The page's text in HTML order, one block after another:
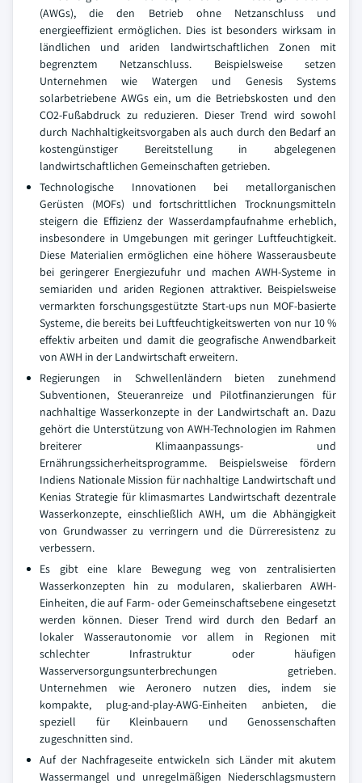
(AWGs), die den Betrieb ohne Netzanschluss und
energieeffizient ermöglichen. Dies ist besonders wirksam in
ländlichen und ariden landwirtschaftlichen Zonen mit
begrenztem Netzanschluss. Beispielsweise setzen
Unternehmen wie Watergen und Genesis Systems
solarbetriebene AWGs ein, um die Betriebskosten und den
CO2-Fußabdruck zu reduzieren. Dieser Trend wird sowohl
durch Nachhaltigkeitsvorgaben als auch durch den Bedarf an
kostengünstiger Bereitstellung in abgelegenen
landwirtschaftlichen Gemeinschaften getrieben.
Technologische Innovationen bei metallorganischen
Gerüsten (MOFs) und fortschrittlichen Trocknungsmitteln
steigern die Effizienz der Wasserdampfaufnahme erheblich,
insbesondere in Umgebungen mit geringer Luftfeuchtigkeit.
Diese Materialien ermöglichen eine höhere Wasserausbeute
bei geringerer Energiezufuhr und machen AWH-Systeme in
semiariden und ariden Regionen attraktiver. Beispielsweise
vermarkten forschungsgestützte Start-ups nun MOF-basierte
Systeme, die bereits bei Luftfeuchtigkeitswerten von nur 10 %
effektiv arbeiten und damit die geografische Anwendbarkeit
von AWH in der Landwirtschaft erweitern.
Regierungen in Schwellenländern bieten zunehmend
Subventionen, Steueranreize und Pilotfinanzierungen für
nachhaltige Wasserkonzepte in der Landwirtschaft an. Dazu
gehört die Unterstützung von AWH-Technologien im Rahmen
breiterer Klimaanpassungs- und
Ernährungssicherheitsprogramme. Beispielsweise fördern
Indiens Nationale Mission für nachhaltige Landwirtschaft und
Kenias Strategie für klimasmartes Landwirtschaft dezentrale
Wasserkonzepte, einschließlich AWH, um die Abhängigkeit
von Grundwasser zu verringern und die Dürreresistenz zu
verbessern.
Es gibt eine klare Bewegung weg von zentralisierten
Wasserkonzepten hin zu modularen, skalierbaren AWH-
Einheiten, die auf Farm- oder Gemeinschaftsebene eingesetzt
werden können. Dieser Trend wird durch den Bedarf an
lokaler Wasserautonomie vor allem in Regionen mit
schlechter Infrastruktur oder häufigen
Wasserversorgungsunterbrechungen getrieben.
Unternehmen wie Aeronero nutzen dies, indem sie
kompakte, plug-and-play-AWG-Einheiten anbieten, die
speziell für Kleinbauern und Genossenschaften
zugeschnitten sind.
Auf der Nachfrageseite entwickeln sich Länder mit akutem
Wassermangel und unregelmäßigen Niederschlagsmustern